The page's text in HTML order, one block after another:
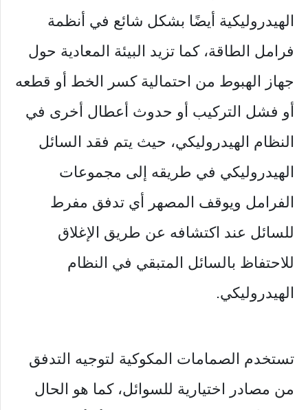
الهيدروليكية أيضًا بشكل شائع في أنظمة
فرامل الطاقة، كما تزيد البيئة المعادية حول
جهاز الهبوط من احتمالية كسر الخط أو قطعه
أو فشل التركيب أو حدوث أعطال أخرى في
النظام الهيدروليكي، حيث يتم فقد السائل
الهيدروليكي في طريقه إلى مجموعات
الفرامل ويوقف المصهر أي تدفق مفرط
للسائل عند اكتشافه عن طريق الإغلاق
للاحتفاظ بالسائل المتبقي في النظام
الهيدروليكي.
تستخدم الصمامات المكوكية لتوجيه التدفق
من مصادر اختيارية للسوائل، كما هو الحال